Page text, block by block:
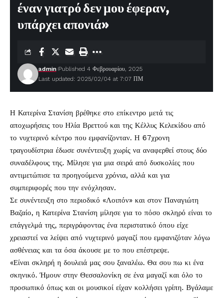
έναν γιατρό δεν μου έφεραν,
υπάρχει απονιά»
Last updated: 2025/02/04 at 7:07 ΠΜ
admin Published 4 Φεβρουαρίου, 2025
Η Κατερίνα Στανίση βρέθηκε στο επίκεντρο μετά τις
αποχωρήσεις του Ηλία Βρεττού και της Κέλλυς Κελεκίδου από
το νυχτερινό κέντρο που εμφανίζονταν. Η 67χρονη
τραγουδίστρια έδωσε συνέντευξη χωρίς να αναφερθεί στους δύο
συναδέλφους της. Μίλησε για μια σειρά από δυσκολίες που
αντιμετώπισε τα προηγούμενα χρόνια, αλλά και για
συμπεριφορές που την ενόχλησαν.
Σε συνέντευξη στο περιοδικό «Λοιπόν» και στον Παναγιώτη
Βαζαίο, η Κατερίνα Στανίση μίλησε για το πόσο σκληρό είναι το
επάγγελμά της, περιγράφοντας ένα περιστατικό όπου είχε
χρειαστεί να λείψει από νυχτερινό μαγαζί που εμφανιζόταν λόγω
ασθένειας και τα όσα άκουσε με το που επέστρεψε.
«Είναι σκληρή η δουλειά μας σου ξαναλέω. Θα σου πω κι ένα
σκηνικό. Ήμουν στην Θεσσαλονίκη σε ένα μαγαζί και όλο το
προσωπικό όπως και οι μουσικοί είχαν κολλήσει γρίπη. Βγάλαμε